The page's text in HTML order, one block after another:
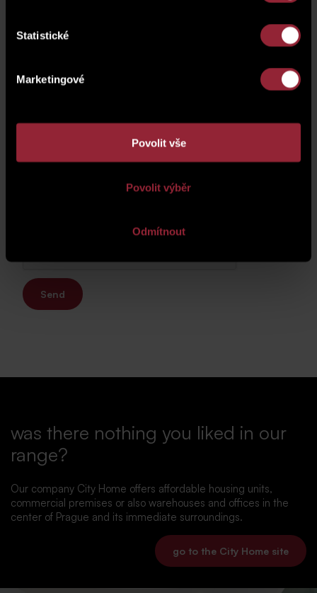
Statistické
Marketingové
Povolit vše
Povolit výběr
Odmítnout
Send
was there nothing you liked in our
range?
Our company City Home offers affordable housing units,
commercial premises or also warehouses and offices in the
center of Prague and its immediate surroundings.
go to the City Home site